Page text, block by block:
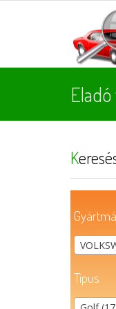
Típus